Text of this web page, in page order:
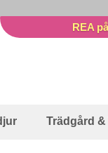
REA
Trädgård &